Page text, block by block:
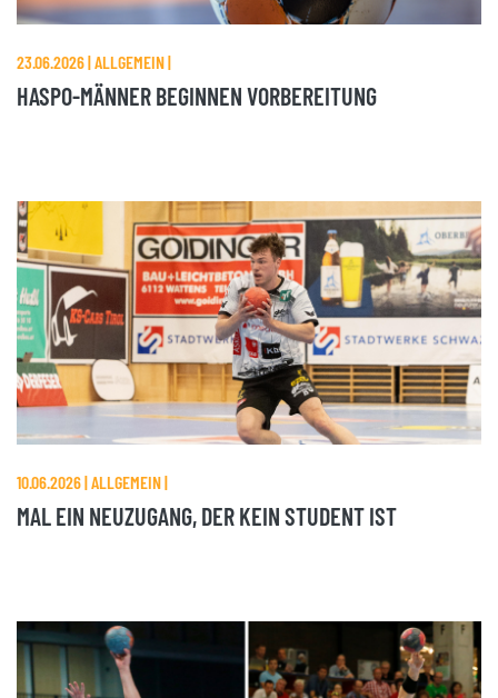
23.06.2026 | ALLGEMEIN |
HASPO-MÄNNER BEGINNEN VORBEREITUNG
10.06.2026 | ALLGEMEIN |
MAL EIN NEUZUGANG, DER KEIN STUDENT IST